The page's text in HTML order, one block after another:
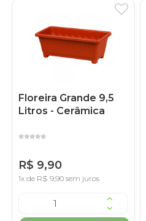
Floreira Grande 9,5
Litros - Cerâmica
R$ 9,90
1x de R$ 9,90 sem juros